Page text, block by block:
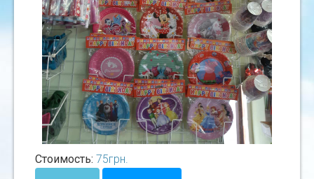
Стоимость: 75грн.